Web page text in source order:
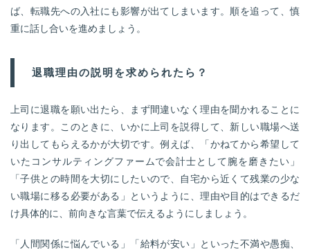
ば、転職先への入社にも影響が出てしまいます。順を追って、慎
重に話し合いを進めましょう。
退職理由の説明を求められたら？
上司に退職を願い出たら、まず間違いなく理由を聞かれることに
なります。このときに、いかに上司を説得して、新しい職場へ送
り出してもらえるかが大切です。例えば、「かねてから希望して
いたコンサルティングファームで会計士として腕を磨きたい」
「子供との時間を大切にしたいので、自宅から近くて残業の少な
い職場に移る必要がある」というように、理由や目的はできるだ
け具体的に、前向きな言葉で伝えるようにしましょう。
「人間関係に悩んでいる」「給料が安い」といった不満や愚痴、